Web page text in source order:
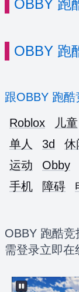
OBBY 跑
OBBY 跑
跟OBBY 跑
Roblox
儿童
单人
3d 休
运动
Obby
手机
障碍
OBBY 跑酷
需登录立即在